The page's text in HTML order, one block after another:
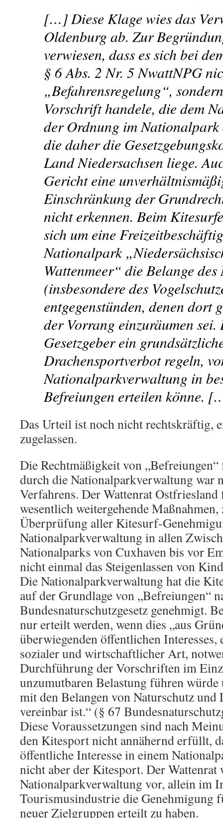
[…] Diese Klage wies das
Oldenburg ab. Zur
verwiesen, dass es sich bei
§ 6 Abs. 2 Nr. 5 NwattNPG
„Befahrensregelung“,
Vorschrift handele, die dem
der Ordnung im
die daher die
Land Niedersachsen liege.
Gericht eine
Einschränkung der
nicht erkennen. Beim
sich um eine
Nationalpark
Wattenmeer“ die Belange des
(insbesondere des
entgegenstünden, denen dort
der Vorrang einzuräumen
Gesetzgeber ein
Drachensportverbot regeln,
Nationalparkverwaltung in
Befreiungen erteilen könne.
Das Urteil ist noch nicht rechtskräftig,
zugelassen.
Die Rechtmäßigkeit von
durch die Nationalparkverwaltung war
Verfahrens. Der Wattenrat Ostfriesland
wesentlich weitergehende
Überprüfung aller Kitesurf-
Nationalparkverwaltung in allen
Nationalparks von Cuxhaven bis vor
nicht einmal das Steigenlassen von
Die Nationalparkverwaltung hat die
auf der Grundlage von „Befreiungen“
Bundesnaturschutzgesetz genehmigt.
nur erteilt werden, wenn dies „aus
überwiegenden öffentlichen
sozialer und wirtschaftlicher Art,
Durchführung der Vorschriften im
unzumutbaren Belastung führen
mit den Belangen von Naturschutz und
vereinbar ist.“ (§ 67
Diese Voraussetzungen sind nach
den Kitesport nicht annähernd erfüllt,
öffentliche Interesse in einem
nicht aber der Kitesport. Der
Nationalparkverwaltung vor, allein im
Tourismusindustrie die Genehmigung
neuer Zielgruppen erteilt zu haben.